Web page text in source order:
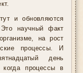
и обновляются
научный факт
на рост
процессы. И
день
процессы в